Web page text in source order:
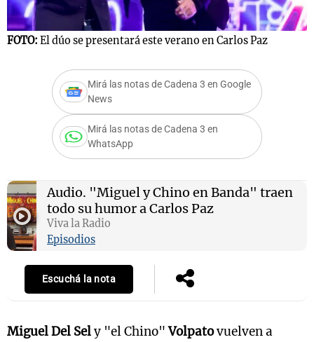
FOTO: El dúo se presentará este verano en Carlos Paz
Mirá las notas de Cadena 3 en Google
News
Mirá las notas de Cadena 3 en
WhatsApp
Audio. "Miguel y Chino en Banda" traen
todo su humor a Carlos Paz
Viva la Radio
Episodios
Escuchá la nota
Miguel Del Sely "el Chino"Volpatovuelven a
Notas
Notas
La Sole en